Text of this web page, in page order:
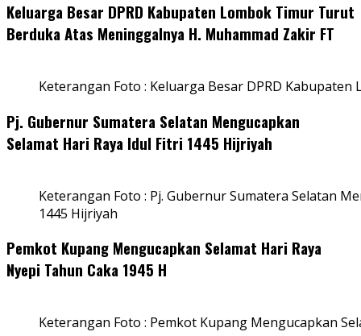
Keluarga Besar DPRD Kabupaten Lombok Timur Turut
Berduka Atas Meninggalnya H. Muhammad Zakir FT
Keterangan Foto : Keluarga Besar DPRD
Pj. Gubernur Sumatera Selatan Mengucapkan
Selamat Hari Raya Idul Fitri 1445 Hijriyah
Keterangan Foto : Pj. Gubernur Sumatera Selatan
1445 Hijriyah
Pemkot Kupang Mengucapkan Selamat Hari Raya
Nyepi Tahun Caka 1945 H
Keterangan Foto : Pemkot Kupang Mengucapkan